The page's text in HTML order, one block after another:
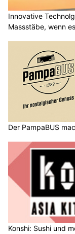
Innovative
Massstäbe, wenn
Der PampaBUS
Konshi: Sushi und